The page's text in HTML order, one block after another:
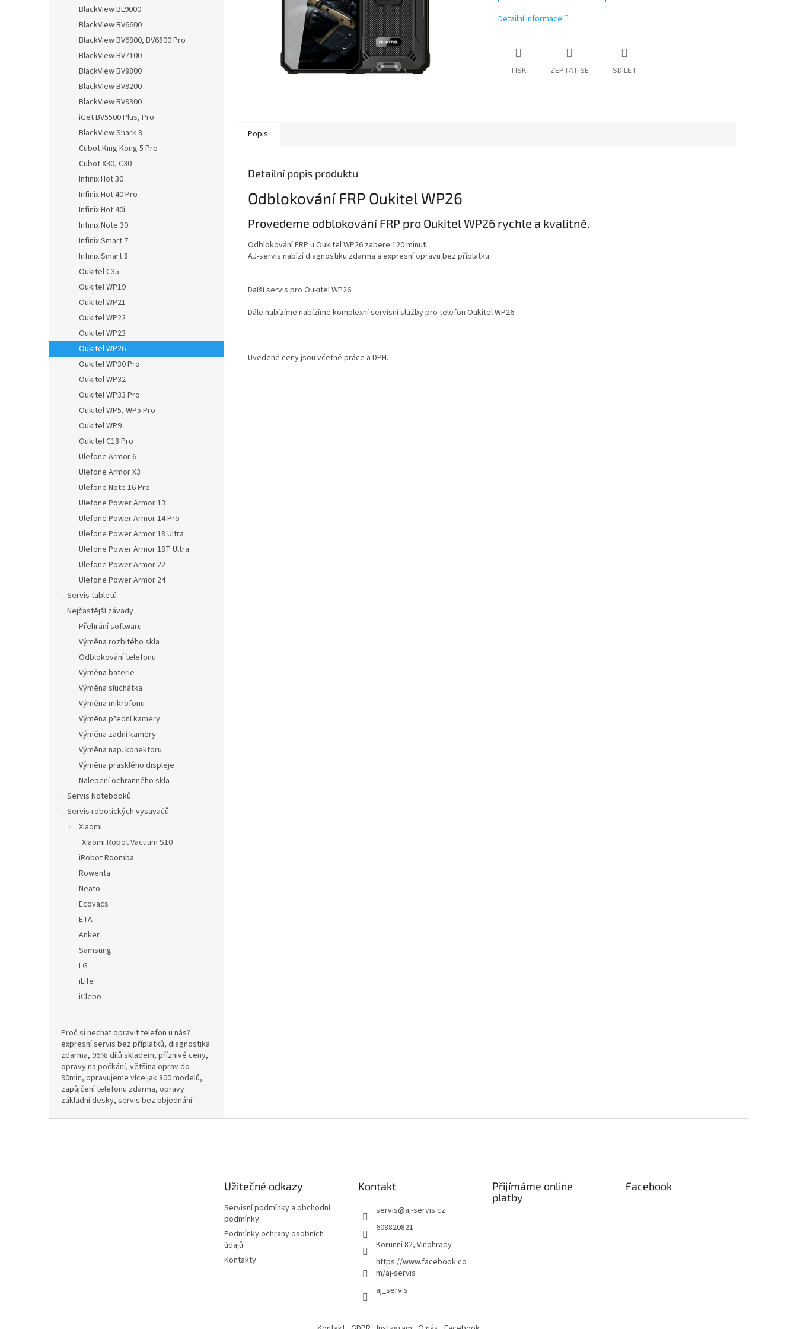
BlackView BL9000
BlackView BV6600
BlackView BV6800, BV6800 Pro
BlackView BV7100
BlackView BV8800
BlackView BV9200
BlackView BV9300
iGet BV5500 Plus, Pro
BlackView Shark 8
Cubot King Kong 5 Pro
Cubot X30, C30
Infinix Hot 30
Infinix Hot 40 Pro
Infinix Hot 40i
Infinix Note 30
Infinix Smart 7
Infinix Smart 8
Oukitel C35
Oukitel WP19
Oukitel WP21
Oukitel WP22
Oukitel WP23
Oukitel WP26
Oukitel WP30 Pro
Oukitel WP32
Oukitel WP33 Pro
Oukitel WP5, WP5 Pro
Oukitel WP9
Oukitel C18 Pro
Ulefone Armor 6
Ulefone Armor X3
Ulefone Note 16 Pro
Ulefone Power Armor 13
Ulefone Power Armor 14 Pro
Ulefone Power Armor 18 Ultra
Ulefone Power Armor 18T Ultra
Ulefone Power Armor 22
Ulefone Power Armor 24
Servis tabletů
Nejčastější závady
Přehrání softwaru
Výměna rozbitého skla
Odblokování telefonu
Výměna baterie
Výměna sluchátka
Výměna mikrofonu
Výměna přední kamery
Výměna zadní kamery
Výměna nap. konektoru
Výměna prasklého displeje
Nalepení ochranného skla
Servis Notebooků
Servis robotických vysavačů
Xiaomi
Xiaomi Robot Vacuum S10
iRobot Roomba
Rowenta
Neato
Ecovacs
ETA
Anker
Samsung
LG
iLife
iClebo
Proč si nechat opravit telefon u nás?
expresní servis bez příplatků, diagnostika
zdarma, 96% dílů skladem, příznivé ceny,
opravy na počkání, většina oprav do
90min, opravujeme více jak 800 modelů,
zapůjčení telefonu zdarma, opravy
základní desky, servis bez objednání
Detailní informace
TISK ZEPTAT SE SDÍLET
Popis
Detailní popis produktu
Odblokování FRP Oukitel WP26
Provedeme odblokování FRP pro Oukitel WP26 rychle a kvalitně.
Odblokování FRP u Oukitel WP26 zabere 120 minut.
AJ-servis nabízí diagnostiku zdarma a expresní opravu bez příplatku.
Další servis pro Oukitel WP26:
Dále nabízíme nabízíme komplexní servisní služby pro telefon Oukitel WP26.
Uvedené ceny jsou včetně práce a DPH.
Užitečné odkazy
Servisní podmínky a obchodní
podmínky
Podmínky ochrany osobních
údajů
Kontakty
Kontakt
servis@aj-servis.cz
608820821
Korunní 82, Vinohrady
https://www.facebook.co
m/aj-servis
aj_servis
Přijímáme online
platby
Facebook